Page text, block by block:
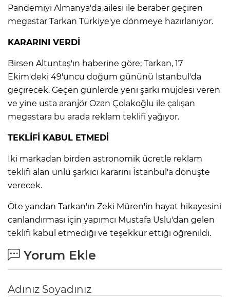
Pandemiyi Almanya'da ailesi ile beraber geçiren
megastar Tarkan Türkiye'ye dönmeye hazırlanıyor.
KARARINI VERDİ
Birsen Altuntaş'ın haberine göre; Tarkan, 17
Ekim'deki 49'uncu doğum gününü İstanbul'da
geçirecek. Geçen günlerde yeni şarkı müjdesi veren
ve yine usta aranjör Ozan Çolakoğlu ile çalışan
megastara bu arada reklam teklifi yağıyor.
TEKLİFİ KABUL ETMEDİ
İki markadan birden astronomik ücretle reklam
teklifi alan ünlü şarkıcı kararını İstanbul'a dönüşte
verecek.
Öte yandan Tarkan'ın Zeki Müren'in hayat hikayesini
canlandırması için yapımcı Mustafa Uslu'dan gelen
teklifi kabul etmediği ve teşekkür ettiği öğrenildi.
Yorum Ekle
Adınız Soyadınız